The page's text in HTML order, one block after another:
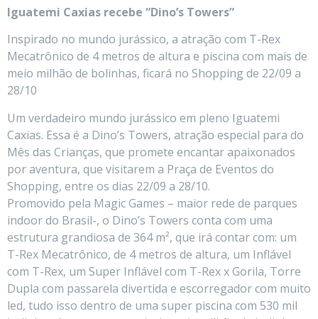
Iguatemi Caxias recebe “Dino’s Towers”
Inspirado no mundo jurássico, a atração com T-Rex
Mecatrônico de 4 metros de altura e piscina com mais de
meio milhão de bolinhas, ficará no Shopping de 22/09 a
28/10
Um verdadeiro mundo jurássico em pleno Iguatemi
Caxias. Essa é a Dino’s Towers, atração especial para do
Mês das Crianças, que promete encantar apaixonados
por aventura, que visitarem a Praça de Eventos do
Shopping, entre os dias 22/09 a 28/10.
Promovido pela Magic Games – maior rede de parques
indoor do Brasil-, o Dino’s Towers conta com uma
estrutura grandiosa de 364 m², que irá contar com: um
T-Rex Mecatrônico, de 4 metros de altura, um Inflável
com T-Rex, um Super Inflável com T-Rex x Gorila, Torre
Dupla com passarela divertida e escorregador com muito
led, tudo isso dentro de uma super piscina com 530 mil